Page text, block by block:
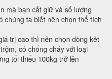
mà bạn cất giữ và số lượng
chúng ta biết nên chọn thể tích
trị cao thì nên chọn dòng két
có chống cháy với loại
tối thiểu 100kg trở lên